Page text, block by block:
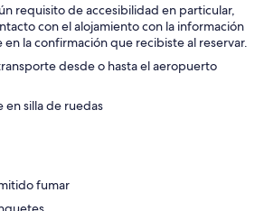
requisito de accesibilidad en particular,
con el alojamiento con la información
en la confirmación que recibiste al reservar.
desde o hasta el aeropuerto
en silla de ruedas
fumar